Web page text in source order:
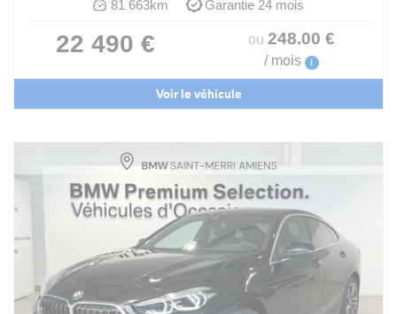
81 663km
Garantie 24 mois
22 490 € ou 248.00 €
/ mois i
Voir le véhicule